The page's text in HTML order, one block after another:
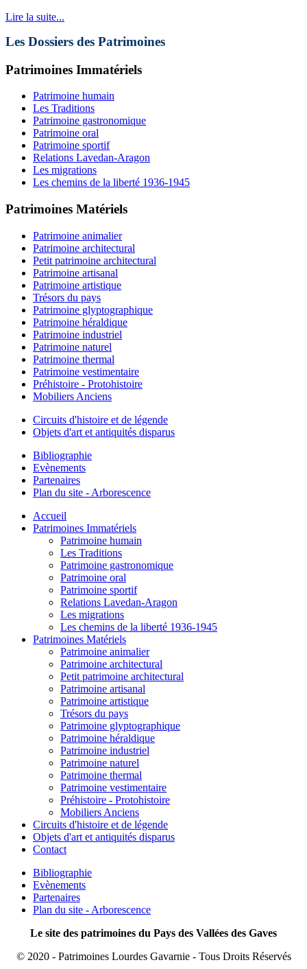
Lire la suite...
Les Dossiers des Patrimoines
Patrimoines Immatériels
Patrimoine humain
Les Traditions
Patrimoine gastronomique
Patrimoine oral
Patrimoine sportif
Relations Lavedan-Aragon
Les migrations
Les chemins de la liberté 1936-1945
Patrimoines Matériels
Patrimoine animalier
Patrimoine architectural
Petit patrimoine architectural
Patrimoine artisanal
Patrimoine artistique
Trésors du pays
Patrimoine glyptographique
Patrimoine héraldique
Patrimoine industriel
Patrimoine naturel
Patrimoine thermal
Patrimoine vestimentaire
Préhistoire - Protohistoire
Mobiliers Anciens
Circuits d'histoire et de légende
Objets d'art et antiquités disparus
Bibliographie
Evènements
Partenaires
Plan du site - Arborescence
Accueil
Patrimoines Immatériels
Patrimoine humain
Les Traditions
Patrimoine gastronomique
Patrimoine oral
Patrimoine sportif
Relations Lavedan-Aragon
Les migrations
Les chemins de la liberté 1936-1945
Patrimoines Matériels
Patrimoine animalier
Patrimoine architectural
Petit patrimoine architectural
Patrimoine artisanal
Patrimoine artistique
Trésors du pays
Patrimoine glyptographique
Patrimoine héraldique
Patrimoine industriel
Patrimoine naturel
Patrimoine thermal
Patrimoine vestimentaire
Préhistoire - Protohistoire
Mobiliers Anciens
Circuits d'histoire et de légende
Objets d'art et antiquités disparus
Contact
Bibliographie
Evènements
Partenaires
Plan du site - Arborescence
Le site des patrimoines du Pays des Vallées des Gaves
© 2020 - Patrimoines Lourdes Gavarnie - Tous Droits Réservés